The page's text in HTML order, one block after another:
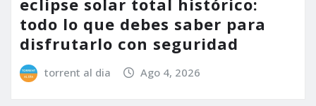
todo lo que debes saber para
disfrutarlo con seguridad
torrent al dia Ago 4, 2026